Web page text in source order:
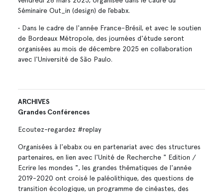
Séminaire Out_in (design) de l’ebabx.
• Dans le cadre de l'année France-Brésil, et avec le soutien
de Bordeaux Métropole, des journées d'étude seront
organisées au mois de décembre 2025 en collaboration
avec l'Université de São Paulo.
ARCHIVES
Grandes Conférences
Ecoutez-regardez #replay
Organisées à l'ebabx ou en partenariat avec des structures
partenaires, en lien avec l'Unité de Recherche " Edition /
Ecrire les mondes ", les grandes thématiques de l'année
2019-2020 ont croisé le paléolithique, des questions de
transition écologique, un programme de cinéastes, des